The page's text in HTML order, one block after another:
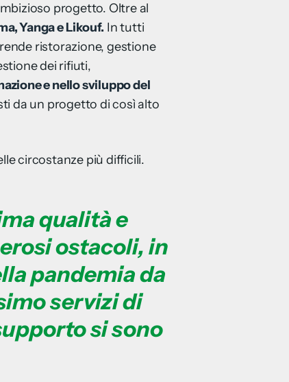
progetto. Oltre al
Yanga e Likouf. In tutti
ristorazione, gestione
dei rifiuti,
e nello sviluppo del
da un progetto di così alto
circostanze più difficili.
qualità e
ostacoli, in
pandemia da
servizi di
si sono